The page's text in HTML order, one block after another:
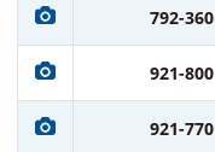
792-360
921-800
921-770